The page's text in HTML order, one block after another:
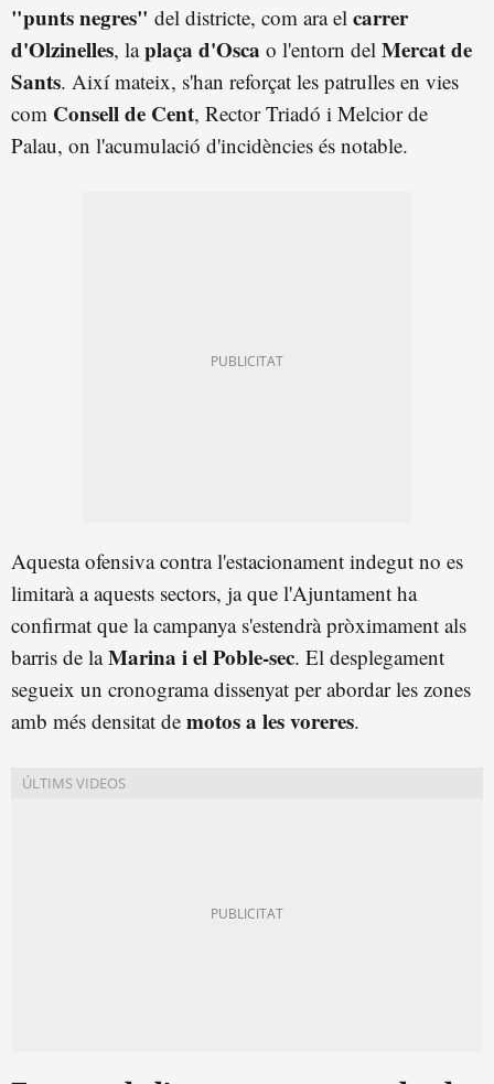
"punts negres" del districte, com ara el carrer
d'Olzinelles, laplaça d'Osca o l'entorn del Mercat de
Sants. Així mateix, s'han reforçat les patrulles en vies
com Consell de Cent, Rector Triadó i Melcior de
Palau, on l'acumulació d'incidències és notable.
Aquesta ofensiva contra l'estacionament indegut no es
limitarà a aquests sectors, ja que l'Ajuntament ha
confirmat que la campanya s'estendrà pròximament als
barris de laMarina i el Poble-sec. El desplegament
segueix un cronograma dissenyat per abordar les zones
amb més densitat de motos a les voreres.